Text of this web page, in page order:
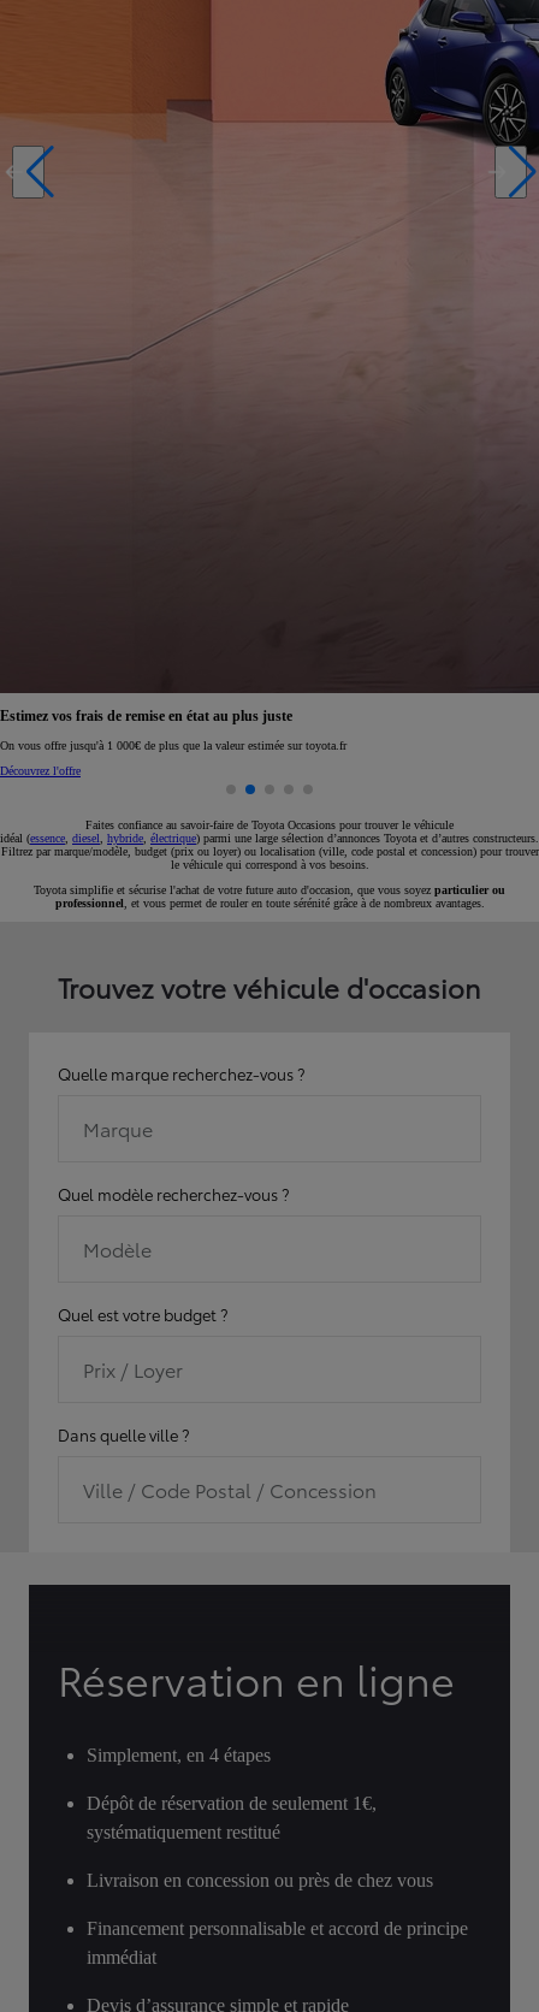
Réservez en ligne votre occasion pour 1€ seulement
Réservez en ligne
Faites confiance au savoir-faire de Toyota Occasions pour trouver le véhicule
idéal (essence diesel hybride électrique) parmi une large sélection d’annonces Toyota et d’autres constructeurs.
Filtrez par marque/modèle, budget (prix ou loyer) ou localisation (ville, code postal et concession) pour trouver
le véhicule qui correspond à vos besoins.
Toyota simplifie et sécurise l'achat de votre future auto d'occasion, que vous soyez particulier ou
professionnel , et vous permet de rouler en toute sérénité grâce à de nombreux avantages.
Trouvez votre véhicule d'occasion
Quelle marque recherchez-vous ?
Marque
Quel modèle recherchez-vous ?
Modèle
Quel est votre budget ?
Prix / Loyer
Dans quelle ville ?
Ville / Code Postal / Concession
Réservation en ligne
Simplement, en 4 étapes
Dépôt de réservation de seulement 1€,
systématiquement restitué
Livraison en concession ou près de chez vous
Financement personnalisable et accord de principe
immédiat
Devis d’assurance simple et rapide